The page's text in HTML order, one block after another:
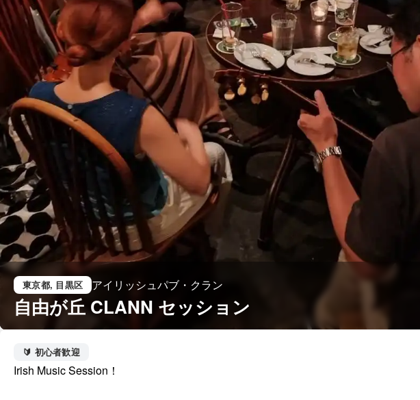
東京都, 目黒区 アイリッシュパブ・クラン
自由が丘 CLANN セッション
🔰 初心者歓迎
Irish Music Session！